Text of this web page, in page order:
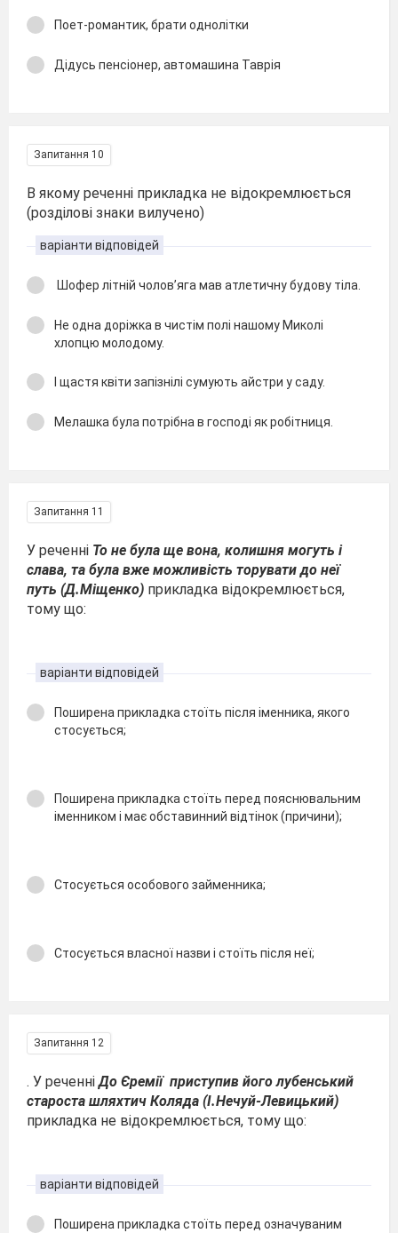
Поет-романтик, брати однолітки
Дідусь пенсіонер, автомашина Таврія
Запитання 10
В якому реченні прикладка не відокремлюється
(розділові знаки вилучено)
варіанти відповідей
Шофер літній чолов’яга мав атлетичну будову тіла.
Не одна доріжка в чистім полі нашому Миколі
хлопцю молодому.
І щастя квіти запізнілі сумують айстри у саду.
Мелашка була потрібна в господі як робітниця.
Запитання 11
У реченні То не була ще вона, колишня могуть i
слава, та була вже можливість торувати до неї
путь (Д.Міщенко) прикладка відокремлюється,
тому що:
варіанти відповідей
Поширена прикладка стоїть після іменника, якого
стосується;
Поширена прикладка стоїть перед пояснювальним
іменником i має обставинний відтінок (причини);
Стосується особового займенника;
Стосується власної назви i стоїть після неї;
Запитання 12
. У реченніДо Єремії приступив його лубенський
староста шляхтич Коляда (І.Нечуй-Левицький)
прикладка не відокремлюється, тому що:
варіанти відповідей
Поширена прикладка стоїть перед означуваним